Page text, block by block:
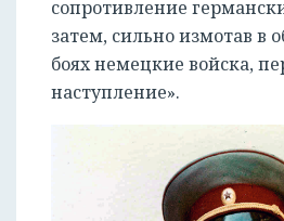
сопротивление
затем, сильно измотав в
боях немецкие войска,
наступление».